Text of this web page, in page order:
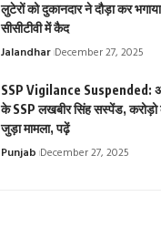
लुटेरों को दुकानदार ने दौड़ा कर
सीसीटीवी में कैद
Jalandhar December 27, 2025
SSP Vigilance Suspended:
के SSP लखबीर सिंह सस्पेंड, करोड़ो
जुड़ा मामला, पढ़ें
Punjab December 27, 2025